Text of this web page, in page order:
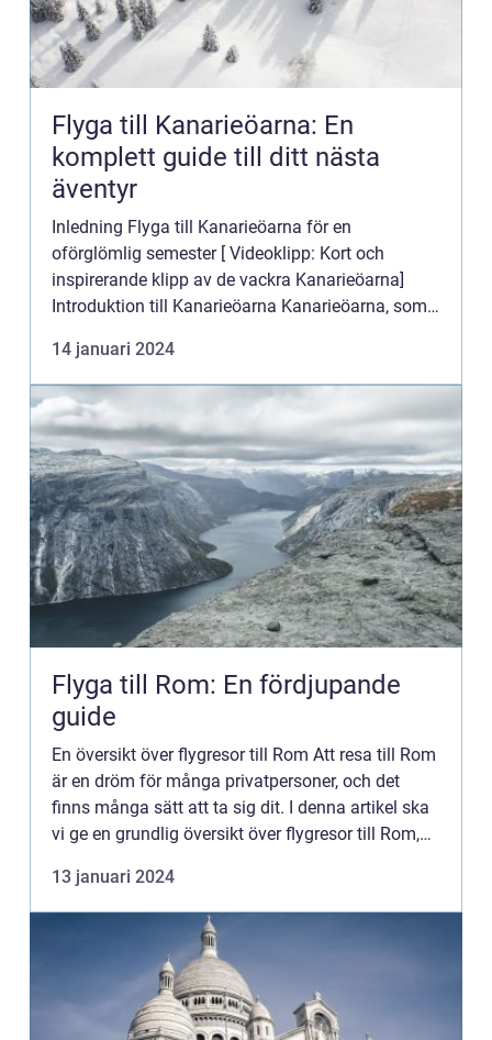
Flyga till Kanarieöarna: En
komplett guide till ditt nästa
äventyr
Inledning Flyga till Kanarieöarna för en
oförglömlig semester [ Videoklipp: Kort och
inspirerande klipp av de vackra Kanarieöarna]
Introduktion till Kanarieöarna Kanarieöarna, som
paradis för semesterfi...
14 januari 2024
Flyga till Rom: En fördjupande
guide
En översikt över flygresor till Rom Att resa till Rom
är en dröm för många privatpersoner, och det
finns många sätt att ta sig dit. I denna artikel ska
vi ge en grundlig översikt över flygresor till Rom,
13 januari 2024